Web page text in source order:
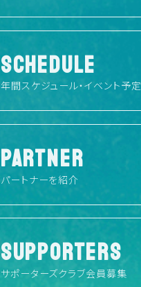
SCHEDULE
年間スケジュール・イベント予定
PARTNER
パートナーを紹介
SUPPORTERS
サポーターズクラブ会員募集